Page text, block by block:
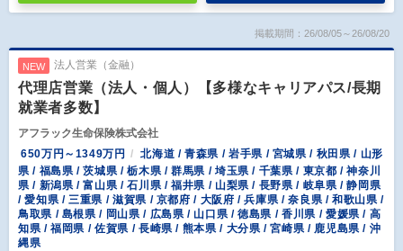
掲載期間：26/08/05～26/08/20
NEW 法人営業（金融）
代理店営業（法人・個人）【多様なキャリアパス/長期
就業者多数】
アフラック生命保険株式会社
650万円～1349万円
北海道 / 青森県 / 岩手県 / 宮城県 / 秋田県 / 山形
県 / 福島県 / 茨城県 / 栃木県 / 群馬県 / 埼玉県 / 千葉県 / 東京都 / 神奈川
県 / 新潟県 / 富山県 / 石川県 / 福井県 / 山梨県 / 長野県 / 岐阜県 / 静岡県
/ 愛知県 / 三重県 / 滋賀県 / 京都府 / 大阪府 / 兵庫県 / 奈良県 / 和歌山県 /
鳥取県 / 島根県 / 岡山県 / 広島県 / 山口県 / 徳島県 / 香川県 / 愛媛県 / 高
知県 / 福岡県 / 佐賀県 / 長崎県 / 熊本県 / 大分県 / 宮崎県 / 鹿児島県 / 沖
縄県